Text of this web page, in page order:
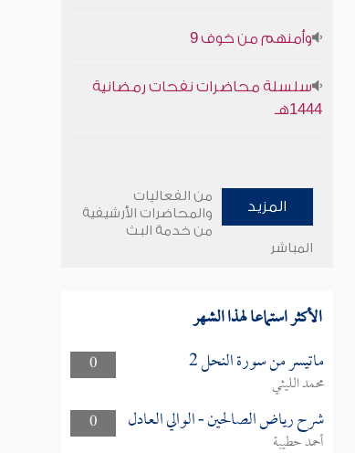
وأمنهم من خوف 9
سلسلة محاضرات نفحات رمضانية
1444هـ
المزيد
من الفعاليات
والمحاضرات الأرشيفية
من خدمة البث
المباشر
الأكثر استماعا لهذا الشهر
0 ماتيسر من سورة النحل 2
محمد الليثي
0
شرح رياض الصالحين - الوالي العادل
أحمد حطيبة